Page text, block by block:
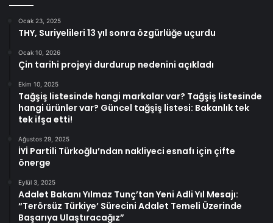
Ocak 23, 2025
THY, Suriyelileri 13 yıl sonra özgürlüğe uçurdu
Ocak 10, 2026
Çin tarihi projeyi durdurup nedenini açıkladı
Ekim 10, 2025
Tağşiş listesinde hangi markalar var? Tağşiş listesinde
hangi ürünler var? Güncel tağşiş listesi: Bakanlık tek
tek ifşa etti!
Ağustos 29, 2025
İYİ Partili Türkoğlu’ndan nakliyeci esnafı için çifte
önerge
Eylül 3, 2025
Adalet Bakanı Yılmaz Tunç’tan Yeni Adli Yıl Mesajı:
“Terörsüz Türkiye’ Sürecini Adalet Temeli Üzerinde
Başarıya Ulaştıracağız”